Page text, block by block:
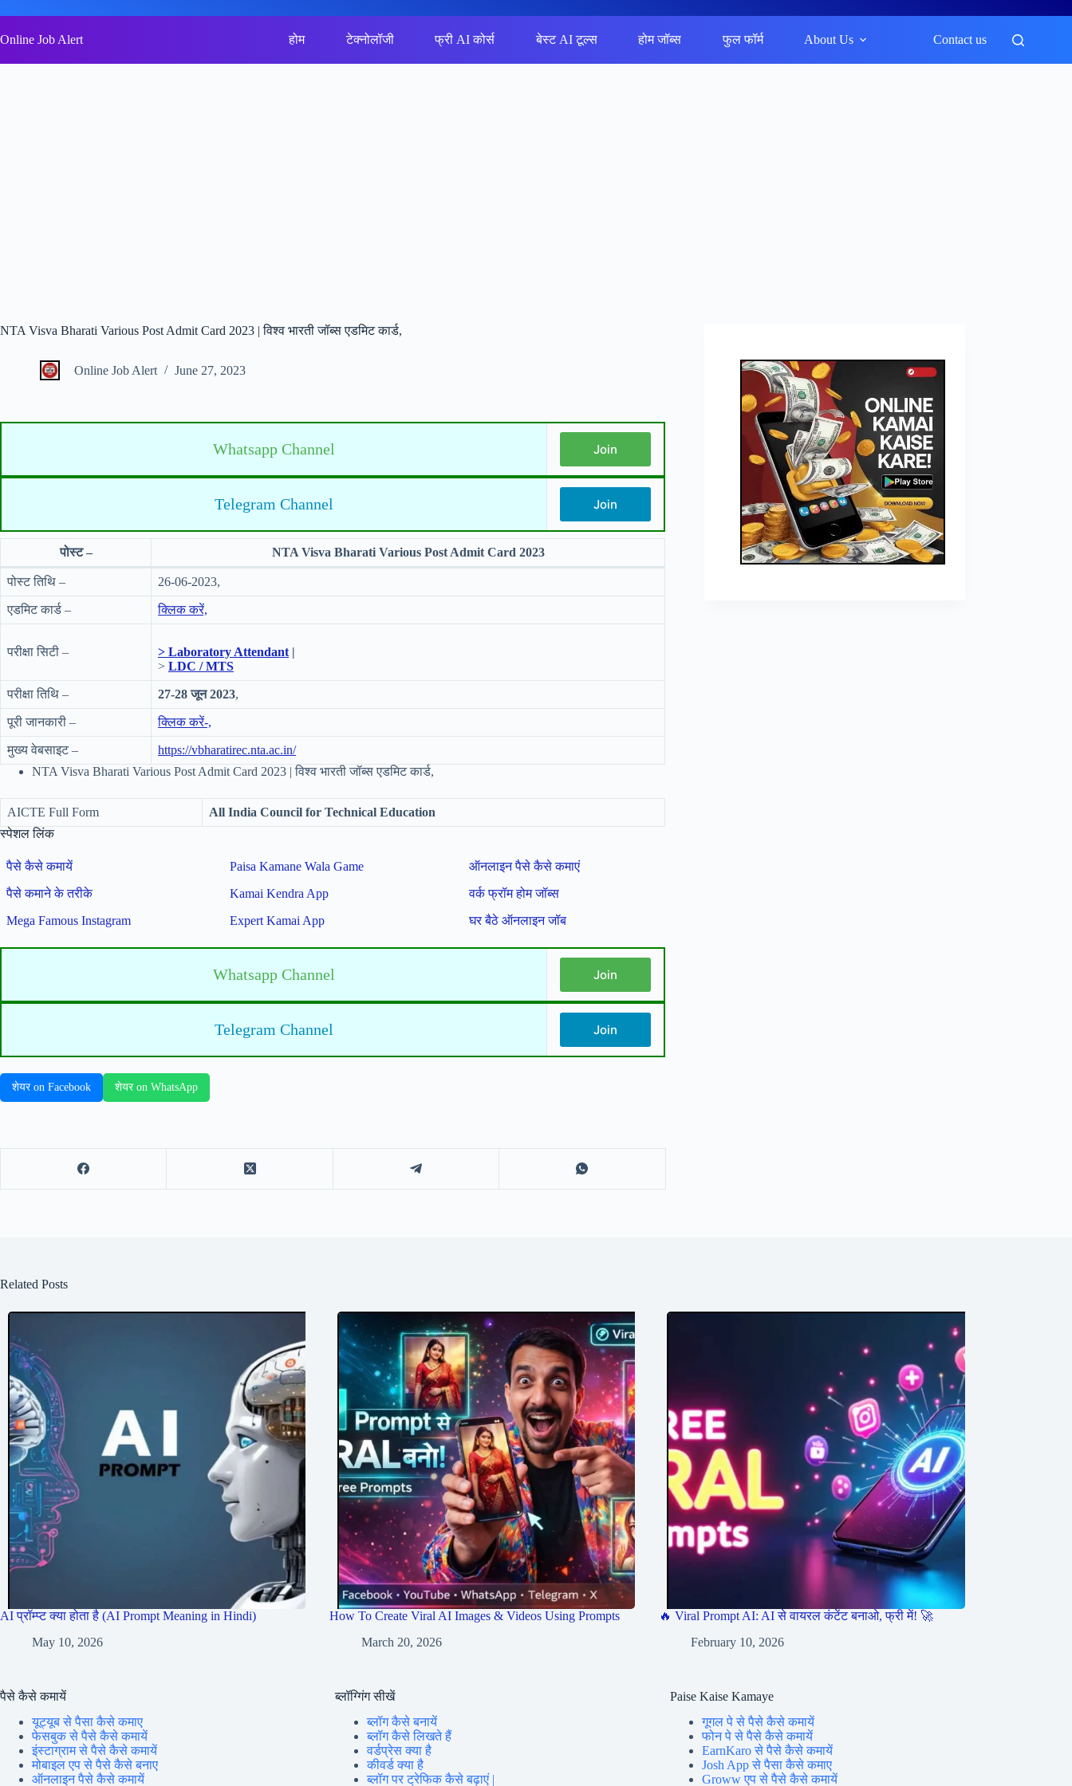
to
content
Online Job Alert होम टेक्नोलॉजी फ्री AI कोर्स बेस्ट AI टूल्स होम जॉब्स फुल फॉर्म About Us Contact us
NTA Visva Bharati Various Post Admit Card 2023 | विश्व भारती जॉब्स एडमिट कार्ड,
Online Job Alert June 27, 2023
Whatsapp Channel Join
Telegram Channel Join
पोस्ट – NTA Visva Bharati Various Post Admit Card 2023
पोस्ट तिथि – 26-06-2023,
एडमिट कार्ड – क्लिक करें,
परीक्षा सिटी – > Laboratory Attendant |
> LDC / MTS
परीक्षा तिथि – 27-28 जून 2023,
पूरी जानकारी – क्लिक करें-,
मुख्य वेबसाइट –
https://vbharatirec.nta.ac.in/
NTA Visva Bharati Various Post Admit Card 2023 | विश्व भारती जॉब्स एडमिट कार्ड,
AICTE Full Form
All India Council for Technical Education
स्पेशल लिंक
पैसे कैसे कमायें Paisa Kamane Wala Game
ऑनलाइन पैसे कैसे कमाएं
पैसे कमाने के तरीके
Kamai Kendra App
वर्क फ्रॉम होम जॉब्स
Mega Famous Instagram
Expert Kamai App घर बैठे ऑनलाइन जॉब
Whatsapp Channel Join
Telegram Channel Join
शेयर on Facebook शेयर on WhatsApp
Related Posts
AI प्रॉम्प्ट क्या होता है (AI Prompt Meaning in Hindi)
May 10, 2026
How To Create Viral AI Images & Videos Using Prompts
March 20, 2026
🔥 Viral Prompt AI: AI से वायरल कंटेंट बनाओ, फ्री में! 🚀
February 10, 2026
पैसे कैसे कमायें
यूट्यूब से पैसा कैसे कमाए
फेसबुक से पैसे कैसे कमायें
इंस्टाग्राम से पैसे कैसे कमायें
मोबाइल एप से पैसे कैसे बनाए
ऑनलाइन पैसे कैसे कमायें
ब्लॉग्गिंग सीखें
ब्लॉग कैसे बनायें
ब्लॉग कैसे लिखते हैं
वर्डप्रेस क्या है
कीवर्ड क्या है
ब्लॉग पर ट्रेफिक कैसे बढ़ाएं |
Paise Kaise Kamaye
गूगल पे से पैसे कैसे कमायें
फोन पे से पैसे कैसे कमायें
EarnKaro से पैसे कैसे कमायें
Josh App से पैसा कैसे कमाए
Groww एप से पैसे कैसे कमायें